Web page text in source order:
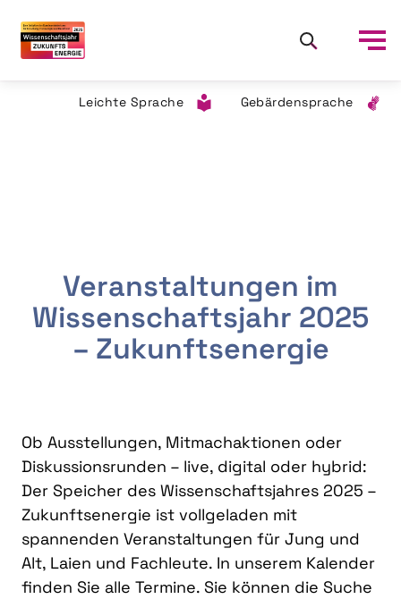
Leichte Sprache Gebärdensprache
Veranstaltungen im
Wissenschaftsjahr 2025
– Zukunftsenergie
Ob Ausstellungen, Mitmachaktionen oder
Diskussionsrunden – live, digital oder hybrid:
Der Speicher des Wissenschaftsjahres 2025 –
Zukunftsenergie ist vollgeladen mit
spannenden Veranstaltungen für Jung und
Alt, Laien und Fachleute. In unserem Kalender
finden Sie alle Termine. Sie können die Suche